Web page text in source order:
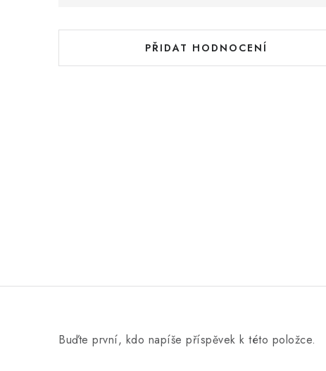
PŘIDAT HODNOCENÍ
o
n
Buďte první, kdo napíše příspěvek k této položce.